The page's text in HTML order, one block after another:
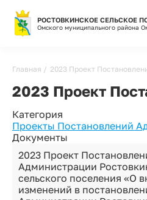
РОСТОВКИНСКОЕ СЕЛЬСКОЕ
Омского муниципального района
Строка
навигации
Главная 2023 Проект
2023 Проект
Категория
Проекты Постановлений
Документы
2023 Проект
Администрации
сельского поселения «О
изменений в